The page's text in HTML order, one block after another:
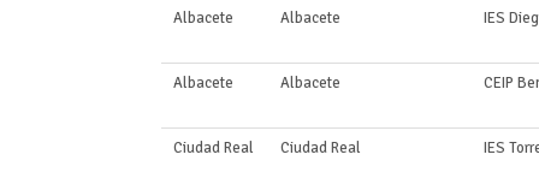
Albacete Albacete IES
Albacete Albacete CEIP
Ciudad Real Ciudad Real IES